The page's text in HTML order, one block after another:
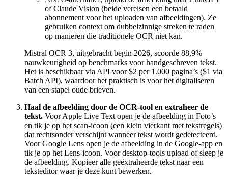
of Claude Vision (beide vereisen een betaald
abonnement voor het uploaden van afbeeldingen). Ze
gebruiken context om dubbelzinnige streken te raden
op manieren die traditionele OCR niet kan.
Mistral OCR 3, uitgebracht begin 2026, scoorde 88,9%
nauwkeurigheid op benchmarks voor handgeschreven tekst.
Het is beschikbaar via API voor $2 per 1.000 pagina’s ($1 via
Batch API), waardoor het praktisch is voor het digitaliseren
van een stapel oude brieven.
Haal de afbeelding door de OCR-tool en extraheer de
tekst. Voor Apple Live Text open je de afbeelding in Foto’s
en tik je op het scan-icoon (een klein vierkant met tekstregels)
dat rechtsonder verschijnt wanneer tekst wordt gedetecteerd.
Voor Google Lens open je de afbeelding in de Google-app en
tik je op het Lens-icoon. Voor desktop-tools upload of sleep je
de afbeelding. Kopieer alle geëxtraheerde tekst naar een
teksteditor waar je deze kunt bewerken.